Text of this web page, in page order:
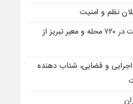
نظم و امنیت
توزیع ۲۱۰ هزار و ۶۸۳ تن آسفالت در ۷۲۰ محله و معبر تبریز از
و قضایی، شتاب‌ دهنده